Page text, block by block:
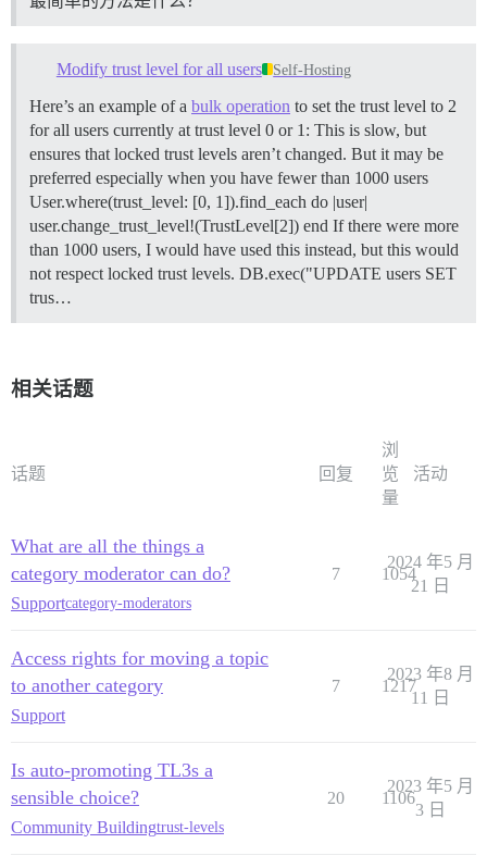
Modify trust level for all users Self-Hosting
Here’s an example of a bulk operation to set the trust level to 2
for all users currently at trust level 0 or 1: This is slow, but
ensures that locked trust levels aren’t changed. But it may be
preferred especially when you have fewer than 1000 users
User.where(trust_level: [0, 1]).find_each do |user|
user.change_trust_level!(TrustLevel[2]) end If there were more
than 1000 users, I would have used this instead, but this would
not respect locked trust levels. DB.exec("UPDATE users SET
trus…
相关话题
话题 回复
浏
览
量
活动
What are all the things a
category moderator can do?
Supportcategory-moderators
7 1054
2024 年5 月
21 日
Access rights for moving a topic
to another category
Support
7 1217
2023 年8 月
11 日
Is auto-promoting TL3s a
sensible choice?
Community Buildingtrust-levels
20 1106
2023 年5 月
3 日